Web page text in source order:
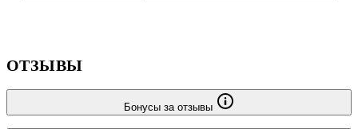
ОТЗЫВЫ
Бонусы за отзывы